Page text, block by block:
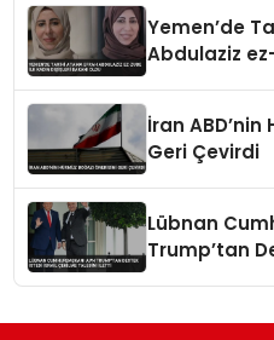
Yemen’de
Abdulaziz
İran ABD’nin
Geri Çevirdi
Lübnan
Trump’tan